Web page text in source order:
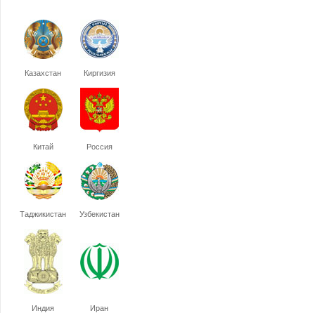
Казахстан Киргизия
Китай Россия
Таджикистан Узбекистан
Индия Иран